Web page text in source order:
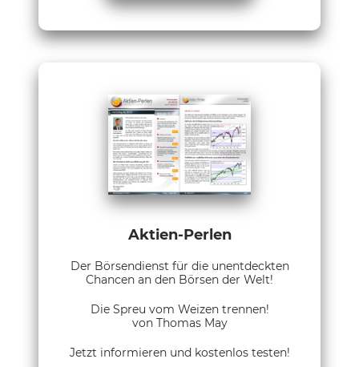
Aktien-Perlen
Der Börsendienst für die unentdeckten
Chancen an den Börsen der Welt!
Die Spreu vom Weizen trennen!
von Thomas May
Jetzt informieren und kostenlos testen!